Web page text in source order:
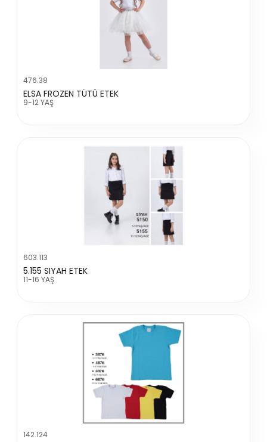
476.38
ELSA FROZEN TÜTÜ ETEK
9-12 YAŞ
603.113
5.155 SIYAH ETEK
11-16 YAŞ
142.124